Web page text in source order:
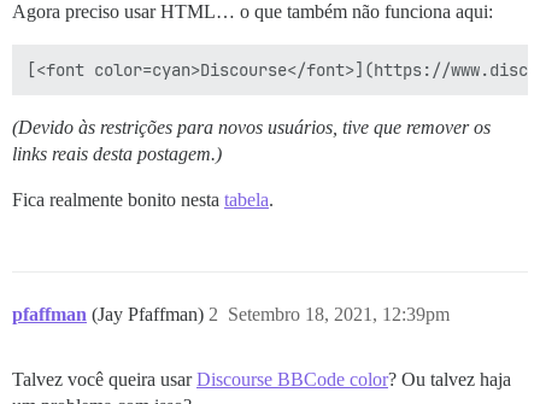
Agora preciso usar HTML… o que também não funciona aqui:
[<font color=cyan>Discourse</font>](https://
(Devido às restrições para novos usuários, tive que remover os
links reais desta postagem.)
Fica realmente bonito nesta tabela.
pfaffman (Jay Pfaffman) Setembro 18, 2021, 12:39pm
2
Talvez você queira usarDiscourse BBCode color? Ou talvez haja